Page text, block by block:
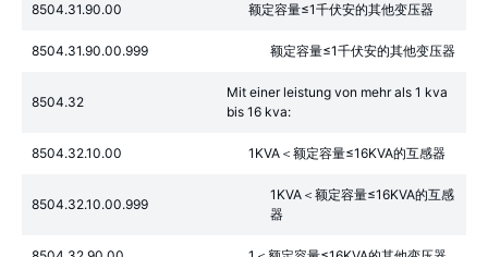
8504.31.90.00 额定容量≤1千伏安的其他变压器
8504.31.90.00.999 额定容量≤1千伏安的其他变压器
8504.32
Mit einer leistung von mehr als 1 kva
bis 16 kva:
8504.32.10.00 1KVA＜额定容量≤16KVA的互感器
8504.32.10.00.999
1KVA＜额定容量≤16KVA的互感
器